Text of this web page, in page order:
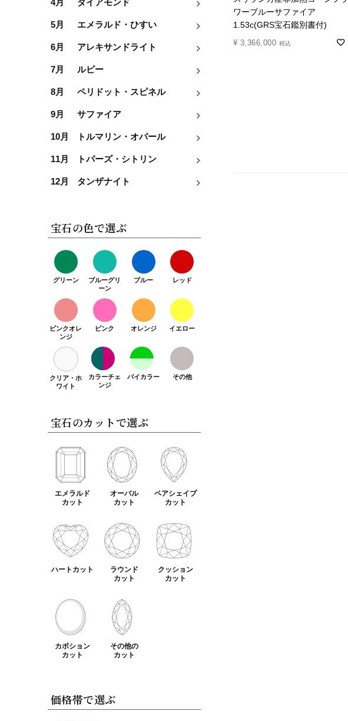
4月 ダイアモンド
5月 エメラルド・ひすい
6月 アレキサンドライト
7月 ルビー
8月 ペリドット・スピネル
9月 サファイア
10月 トルマリン・オパール
11月 トパーズ・シトリン
12月 タンザナイト
宝石の色で選ぶ
グリーン
ブルーグリ
ーン
ブルー レッド
ピンクオレ
ンジ
ピンク オレンジ イエロー
クリア・ホ
ワイト
カラーチェ
ンジ
バイカラー その他
宝石のカットで選ぶ
エメラルド
カット
オーバル
カット
ペアシェイプ
カット
ハートカット
ラウンド
カット
クッション
カット
カボション
カット
その他の
カット
価格帯で選ぶ
ワーブルーサファイア
1.53c(GRS宝石鑑別書付)
¥ 3,366,000 税込